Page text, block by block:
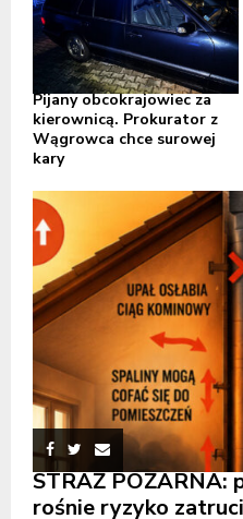
Pijany obcokrajowiec za
kierownicą. Prokurator z
Wągrowca chce surowej
kary
STRAŻ POŻARNA:
rośnie ryzyko